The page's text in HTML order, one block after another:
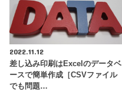
2022.11.12
差し込み印刷はExcelのデータベ
ースで簡単作成［CSVファイル
でも問題…